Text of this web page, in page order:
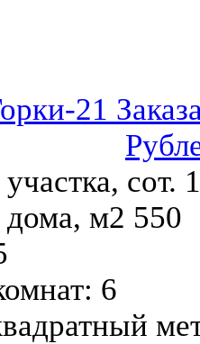
21
сот.
м2 550
6